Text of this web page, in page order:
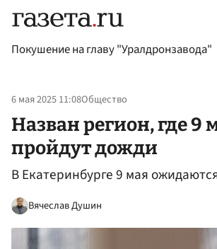
Покушение на главу "Уралдронзавода"
6 мая 2025 11:08Общество
Назван регион, где 9
пройдут дожди
В Екатеринбурге 9 мая
Вячеслав Душин